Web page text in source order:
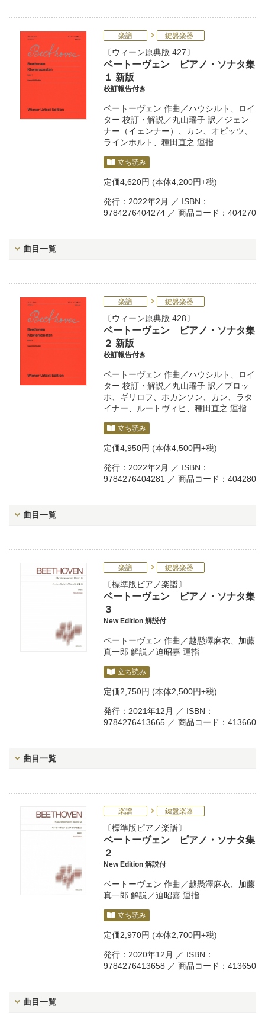
楽譜 鍵盤楽器
ウィーン原典版 427
ベートーヴェン ピアノ・ソナタ集
１ 新版
校訂報告付き
ベートーヴェン 作曲／ハウシルト
ロイ
ター 校訂・解説／丸山瑶子 訳／ジェン
ナー（イェンナー）
カン オピッツ
ラインホルト
種田直之 運指
立ち読み
定価4,620円 (本体4,200円+税)
発行：2022年2月 ／ ISBN：
9784276404274 ／ 商品コード：404270
曲目一覧
楽譜 鍵盤楽器
ウィーン原典版 428
ベートーヴェン ピアノ・ソナタ集
２ 新版
校訂報告付き
ベートーヴェン 作曲／ハウシルト
ロイ
ター 校訂・解説／丸山瑶子 訳／ブロッ
ホ
ギリロフ ホカンソン カン
ラタ
イナー
ルートヴィヒ 種田直之 運指
立ち読み
定価4,950円 (本体4,500円+税)
発行：2022年2月 ／ ISBN：
9784276404281 ／ 商品コード：404280
曲目一覧
楽譜 鍵盤楽器
標準版ピアノ楽譜
ベートーヴェン ピアノ・ソナタ集
３
New Edition 解説付
ベートーヴェン 作曲／越懸澤麻衣
加藤
真一郎 解説／迫昭嘉 運指
立ち読み
定価2,750円 (本体2,500円+税)
発行：2021年12月 ／ ISBN：
9784276413665 ／ 商品コード：413660
曲目一覧
楽譜 鍵盤楽器
標準版ピアノ楽譜
ベートーヴェン ピアノ・ソナタ集
２
New Edition 解説付
ベートーヴェン 作曲／越懸澤麻衣
加藤
真一郎 解説／迫昭嘉 運指
立ち読み
定価2,970円 (本体2,700円+税)
発行：2020年12月 ／ ISBN：
9784276413658 ／ 商品コード：413650
曲目一覧